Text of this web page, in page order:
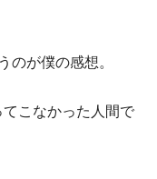
のが僕の感想。
こなかった人間で